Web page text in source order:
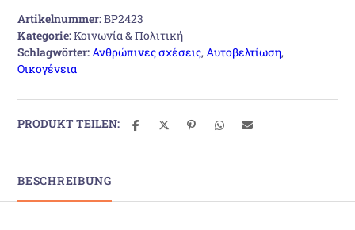
για
μια
ισορροπημένη
σχέση
τεχνολογία
Artikelnummer:BP2423
Kategorie:Κοινωνία & Πολιτική
Schlagwörter:Ανθρώπινες σχέσεις,Αυτοβελτίωση,
Οικογένεια
PRODUKT TEILEN:
BESCHREIBUNG